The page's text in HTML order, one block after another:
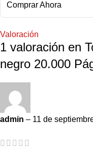
Comprar Ahora
Valoración
1 valoración en
negro 20.000
admin – 11 de